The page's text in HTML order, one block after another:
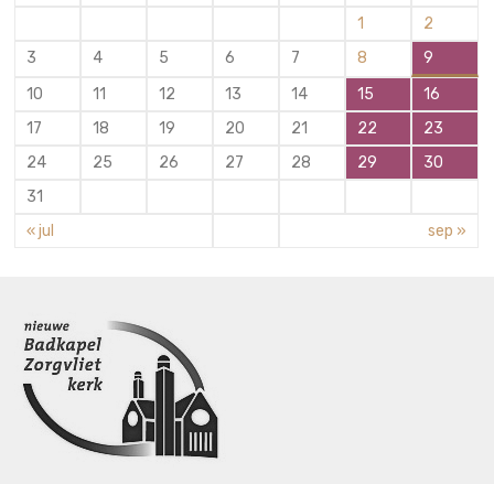
1
2
3
4 5 6 7 8
9
10
11 12 13 14 15
16
17
18 19 20 21 22
23
24
25 26 27 28 29
30
31
« jul
sep »